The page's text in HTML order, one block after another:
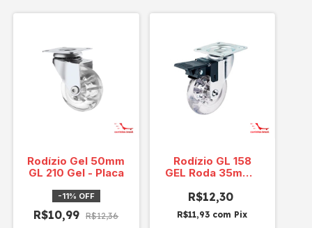
Rodízio Gel 50mm
GL 210 Gel - Placa
-11% OFF
R$10,99 R$12,36
Rodízio GL 158
GEL Roda 35mm -
R$12,30
R$11,93 com Pix